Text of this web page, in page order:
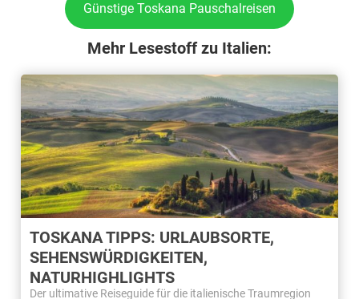
Günstige Toskana Pauschalreisen
Mehr Lesestoff zu Italien:
TOSKANA TIPPS: URLAUBSORTE,
SEHENSWÜRDIGKEITEN,
NATURHIGHLIGHTS
Der ultimative Reiseguide für die italienische Traumregion